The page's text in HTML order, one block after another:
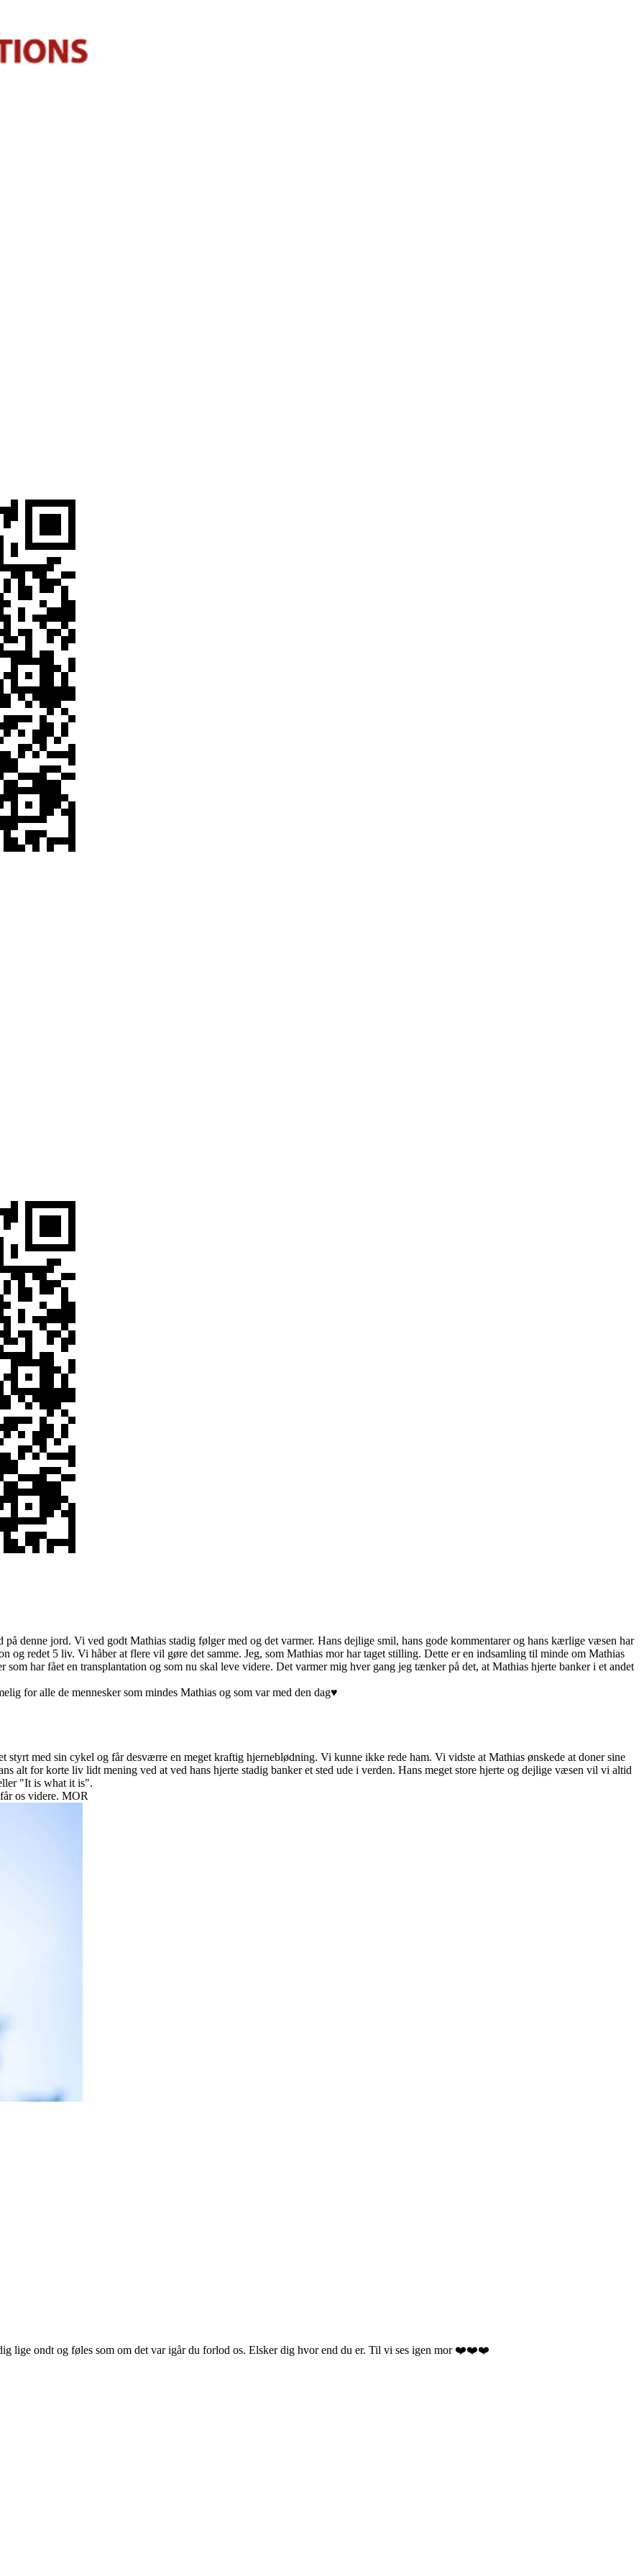
denne jord. Vi ved godt Mathias stadig følger med og det varmer. Hans dejlige smil, hans gode kommentarer og hans kærlige væsen har
og redet 5 liv. Vi håber at flere vil gøre det samme. Jeg, som Mathias mor har taget stilling. Dette er en indsamling til minde om Mathias
som har fået en transplantation og som nu skal leve videre. Det varmer mig hver gang jeg tænker på det, at Mathias hjerte banker i et andet
for alle de mennesker som mindes Mathias og som var med den dag♥️
styrt med sin cykel og får desværre en meget kraftig hjerneblødning. Vi kunne ikke rede ham. Vi vidste at Mathias ønskede at doner sine
alt for korte liv lidt mening ved at ved hans hjerte stadig banker et sted ude i verden. Hans meget store hjerte og dejlige væsen vil vi altid
"It is what it is".
os videre. MOR
lige ondt og føles som om det var igår du forlod os. Elsker dig hvor end du er. Til vi ses igen mor ❤️❤️❤️